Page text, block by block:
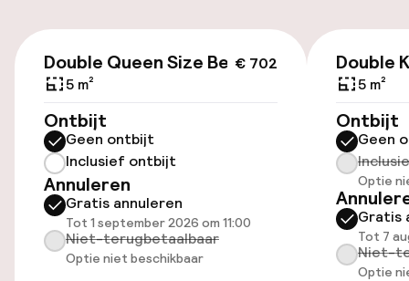
(buiten)
Mogelijk extra kosten
(binnen)
Mogelijk extra kosten
Parkeerservice
Openbaar parkeren
€ 702
Double Queen Size Bed
5 m²
Ontbijt
Geen ontbijt
Inclusief ontbijt
Annuleren
Gratis annuleren
Tot 1 september 2026 om 11:00
Niet-terugbetaalbaar
Optie niet beschikbaar
Double
5 m²
Ontbijt
Geen
Optie
Gratis
Tot 7
Niet-
Optie